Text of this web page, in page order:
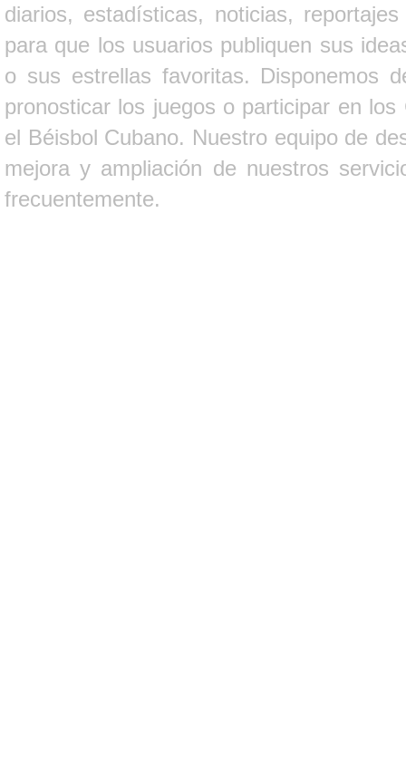
diarios, estadísticas, noticias,
para que los usuarios publiquen sus
o sus estrellas favoritas. Disponemos
pronosticar los juegos o participar en
el Béisbol Cubano. Nuestro equipo de
mejora y ampliación de nuestros
frecuentemente.